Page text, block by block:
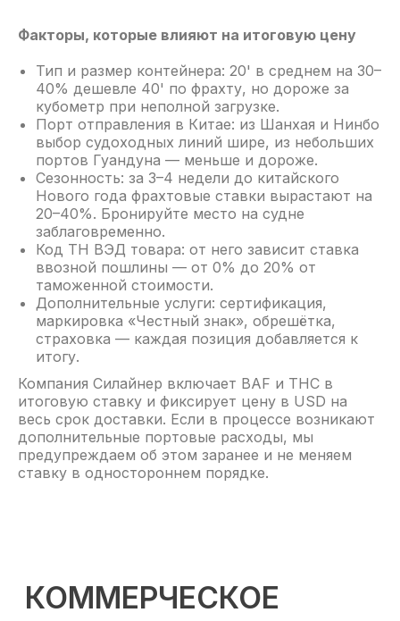
Факторы, которые влияют на итоговую цену
Тип и размер контейнера: 20' в среднем на 30–
40% дешевле 40' по фрахту, но дороже за
кубометр при неполной загрузке.
Порт отправления в Китае: из Шанхая и Нинбо
выбор судоходных линий шире, из небольших
портов Гуандуна — меньше и дороже.
Сезонность: за 3–4 недели до китайского
Нового года фрахтовые ставки вырастают на
20–40%. Бронируйте место на судне
заблаговременно.
Код ТН ВЭД товара: от него зависит ставка
ввозной пошлины — от 0% до 20% от
таможенной стоимости.
Дополнительные услуги: сертификация,
маркировка «Честный знак», обрешётка,
страховка — каждая позиция добавляется к
итогу.
Компания Силайнер включает BAF и THC в
итоговую ставку и фиксирует цену в USD на
весь срок доставки. Если в процессе возникают
дополнительные портовые расходы, мы
предупреждаем об этом заранее и не меняем
ставку в одностороннем порядке.